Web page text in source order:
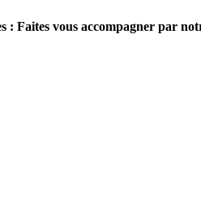
: Faites vous accompagner par